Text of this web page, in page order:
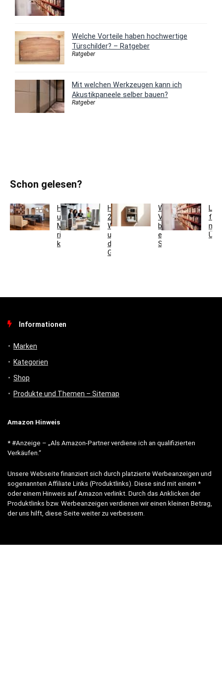
Welche Vorteile haben hochwertige
Türschilder? – Ratgeber
Ratgeber
Mit welchen Werkzeugen kann ich
Akustikpaneele selber bauen?
Ratgeber
Schon gelesen?
Holzfarben
und
Möbel
richtig
kombinieren
Hausmeisterservice
2.0:
Werkzeugkoffer
und
digitales
Gebäudemanagement
Welche
Vorteile
bietet
ein
Schlüsseltresor?
für
Informationen
Marken
Kategorien
Shop
Produkte und Themen – Sitemap
Amazon Hinweis
* #Anzeige – „Als Amazon-Partner verdiene ich an qualifizierten
Verkäufen.“
Unsere Webseite finanziert sich durch platzierte Werbeanzeigen und
sogenannten Affiliate Links (Produktlinks). Diese sind mit einem *
oder einem Hinweis auf Amazon verlinkt. Durch das Anklicken der
Produktlinks bzw. Werbeanzeigen verdienen wir einen kleinen Betrag,
der uns hilft, diese Seite weiter zu verbessern.